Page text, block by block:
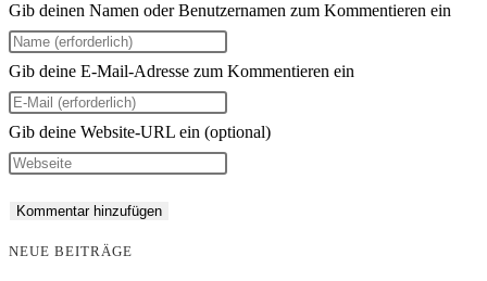
Gib deinen Namen oder Benutzernamen zum Kommentieren ein
Gib deine E-Mail-Adresse zum Kommentieren ein
Gib deine Website-URL ein (optional)
NEUE BEITRÄGE